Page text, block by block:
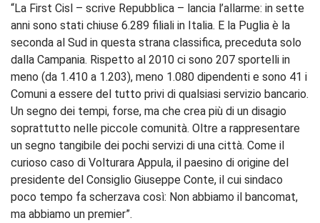
“La First Cisl – scrive Repubblica – lancia l’allarme: in sette
anni sono stati chiuse 6.289 filiali in Italia. E la Puglia è la
seconda al Sud in questa strana classifica, preceduta solo
dalla Campania. Rispetto al 2010 ci sono 207 sportelli in
meno (da 1.410 a 1.203), meno 1.080 dipendenti e sono 41 i
Comuni a essere del tutto privi di qualsiasi servizio bancario.
Un segno dei tempi, forse, ma che crea più di un disagio
soprattutto nelle piccole comunità. Oltre a rappresentare
un segno tangibile dei pochi servizi di una città. Come il
curioso caso di Volturara Appula, il paesino di origine del
presidente del Consiglio Giuseppe Conte, il cui sindaco
poco tempo fa scherzava così: Non abbiamo il bancomat,
ma abbiamo un premier”.